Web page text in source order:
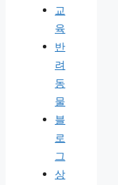
교
육
반
려
동
물
블
로
그
상